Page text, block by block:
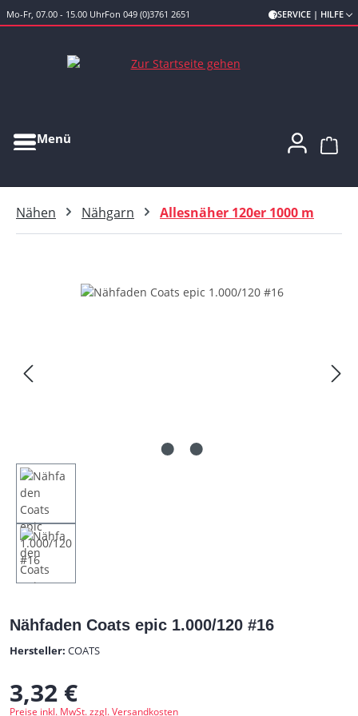
Zum Hauptinhalt springen
Mo-Fr, 07.00 - 15.00 UhrFon 049 (0)3761 2651 SERVICE | HILFE
Menü
Nähen Nähgarn Allesnäher 120er 1000 m
Bildergalerie überspringen
Nähfaden Coats epic 1.000/120 #16
Hersteller: COATS
Regulärer Preis:
3,32 €
Preise inkl. MwSt. zzgl. Versandkosten